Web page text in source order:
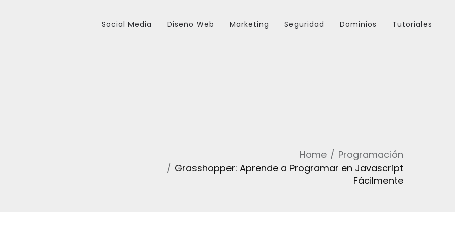
Social Media Diseño Web Marketing Seguridad Dominios Tutoriales
Home
Programación
Grasshopper: Aprende a Programar en Javascript
Fácilmente